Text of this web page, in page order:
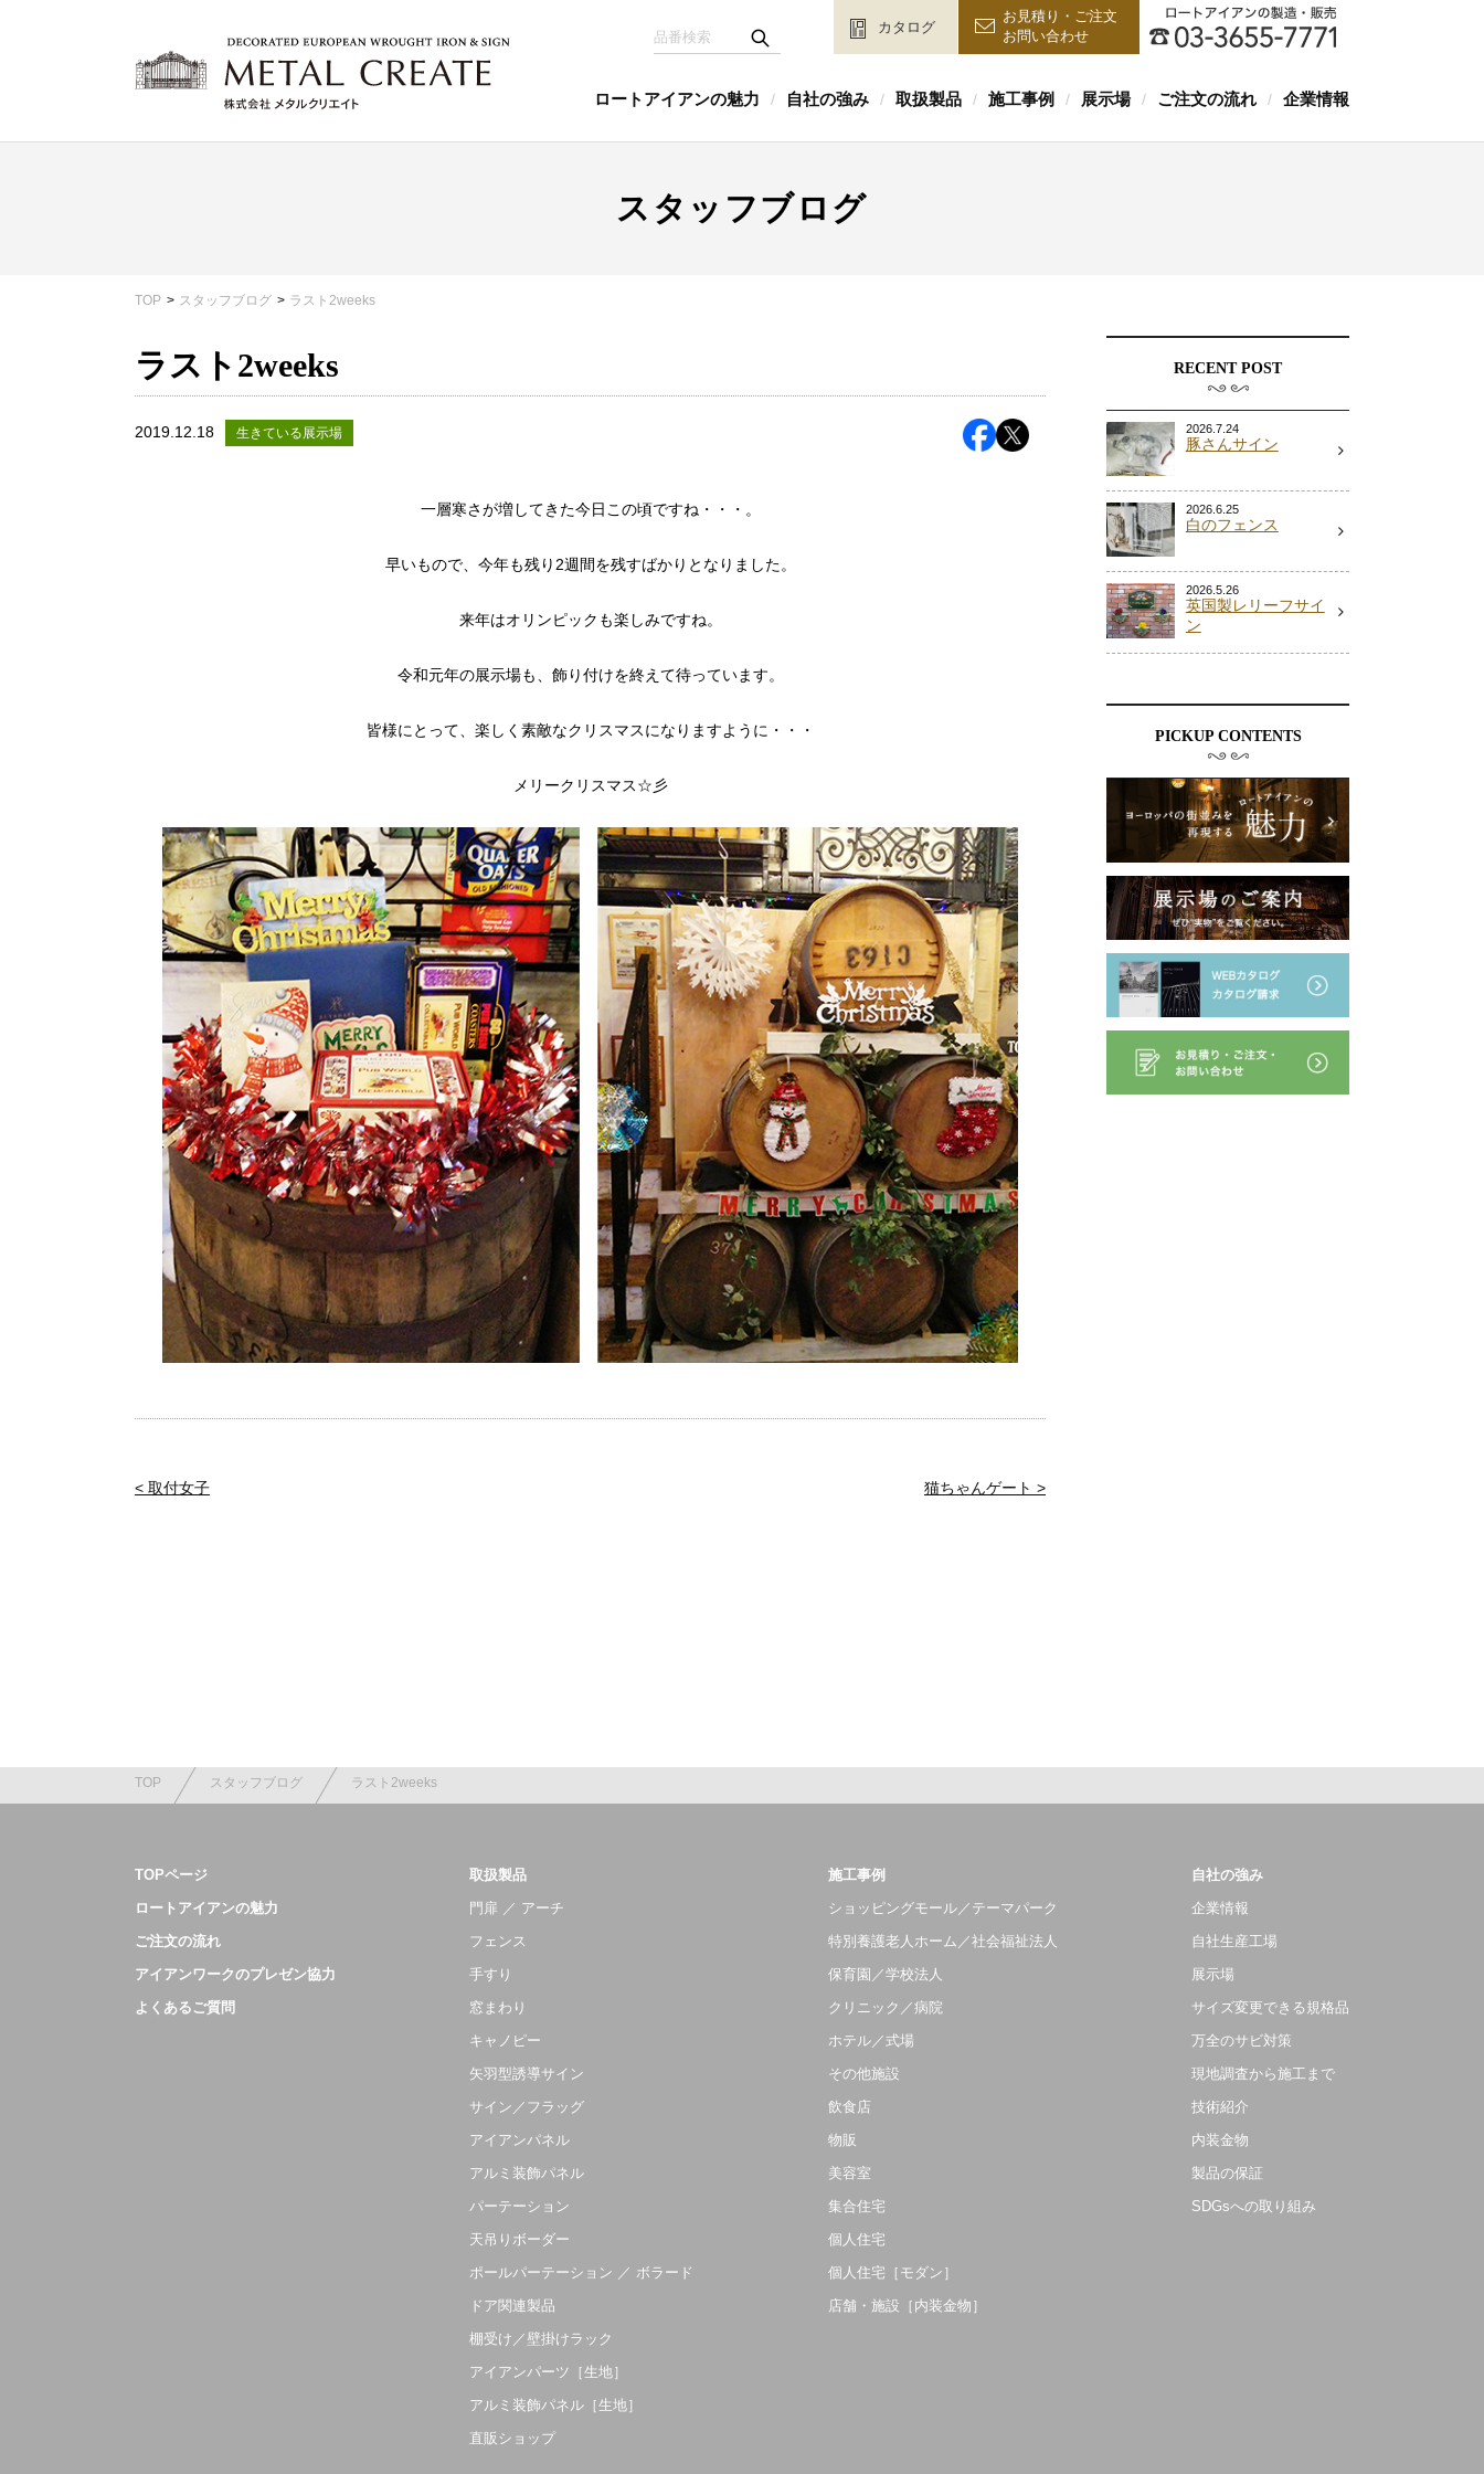
カタログ
お見積り・ご注文
お問い合わせ
ロートアイアンの魅力 / 自社の強み / 取扱製品 / 施工事例 / 展示場 / ご注文の流れ / 企業情報
スタッフブログ
TOP スタッフブログ ラスト2weeks
ラスト2weeks
2019.12.18 生きている展示場
一層寒さが増してきた今日この頃ですね・・・。
早いもので、今年も残り2週間を残すばかりとなりました。
来年はオリンピックも楽しみですね。
令和元年の展示場も、飾り付けを終えて待っています。
皆様にとって、楽しく素敵なクリスマスになりますように・・・
メリークリスマス☆彡
< 取付女子 猫ちゃんゲート >
RECENT POST
2026.7.24
豚さんサイン
2026.6.25
白のフェンス
2026.5.26
英国製レリーフサイ
ン
PICKUP CONTENTS
TOP スタッフブログ ラスト2weeks
TOPページ
ロートアイアンの魅力
ご注文の流れ
アイアンワークのプレゼン協力
よくあるご質問
取扱製品
門扉 ／ アーチ
フェンス
手すり
窓まわり
キャノピー
矢羽型誘導サイン
サイン／フラッグ
アイアンパネル
アルミ装飾パネル
パーテーション
天吊りボーダー
ポールパーテーション ／ ボラード
ドア関連製品
棚受け／壁掛けラック
アイアンパーツ［生地］
アルミ装飾パネル［生地］
直販ショップ
施工事例
ショッピングモール／テーマパーク
特別養護老人ホーム／社会福祉法人
保育園／学校法人
クリニック／病院
ホテル／式場
その他施設
飲食店
物販
美容室
集合住宅
個人住宅
個人住宅［モダン］
店舗・施設［内装金物］
自社の強み
企業情報
自社生産工場
展示場
サイズ変更できる規格品
万全のサビ対策
現地調査から施工まで
技術紹介
内装金物
製品の保証
SDGsへの取り組み